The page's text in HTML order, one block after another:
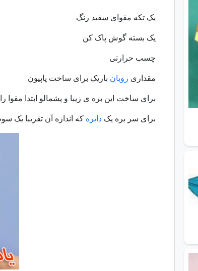
یک تکه مقوای سفید رنگ
یک بسته گوش پاک کن
چسب حرارتی
مقداری روبان باریک برای ساخت پاپیون
برای ساخت این بره ی زیبا و پشمالو ابتدا مقوا
برای سر بره یک دایره که اندازه آن تقریبا یک